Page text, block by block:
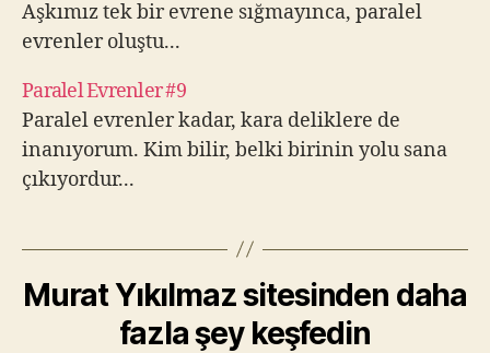
Aşkımız tek bir evrene sığmayınca, paralel
evrenler oluştu...
Paralel Evrenler #9
Paralel evrenler kadar, kara deliklere de
inanıyorum. Kim bilir, belki birinin yolu sana
çıkıyordur...
Murat Yıkılmaz sitesinden daha
fazla şey keşfedin